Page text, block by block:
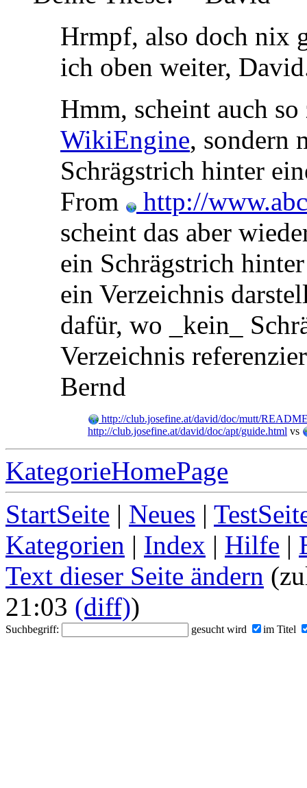
Hrmpf, also doch nix
ich oben weiter,
Hmm, scheint auch
WikiEngine, sondern
Schrägstrich hinter
From
http://
scheint das aber
ein Schrägstrich
ein Verzeichnis
dafür, wo _kein_
Verzeichnis
Bernd
http://club.josefine.at/david/doc/mutt/
http://club.josefine.at/david/doc/apt/guide.html vs
KategorieHomePage
StartSeite | Neues |
Kategorien | Index | Hilfe |
Text dieser Seite ändern
21:03 (diff))
Suchbegriff: gesucht wird im Titel